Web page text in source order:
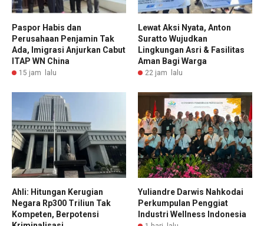
Paspor Habis dan
Perusahaan Penjamin Tak
Ada, Imigrasi Anjurkan Cabut
ITAP WN China
15 jam lalu
Lewat Aksi Nyata, Anton
Suratto Wujudkan
Lingkungan Asri & Fasilitas
Aman Bagi Warga
22 jam lalu
Ahli: Hitungan Kerugian
Negara Rp300 Triliun Tak
Kompeten, Berpotensi
Yuliandre Darwis Nahkodai
Perkumpulan Penggiat
Industri Wellness Indonesia